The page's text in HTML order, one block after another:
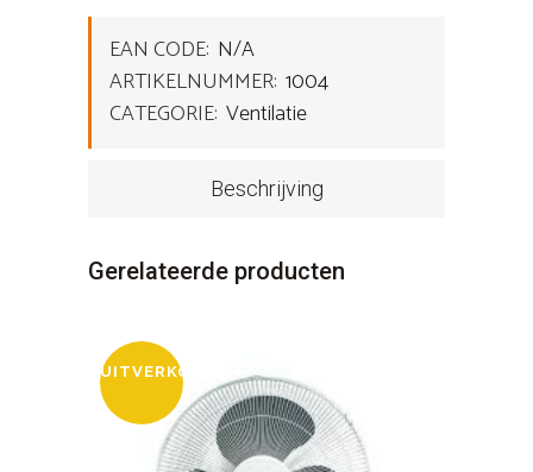
EAN CODE: N/A
ARTIKELNUMMER: 1004
CATEGORIE: Ventilatie
Beschrijving
Gerelateerde producten
UITVERKOCHT